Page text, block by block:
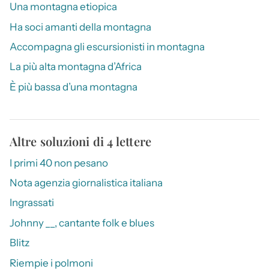
Una montagna etiopica
Ha soci amanti della montagna
Accompagna gli escursionisti in montagna
La più alta montagna d’Africa
È più bassa d’una montagna
Altre soluzioni di 4 lettere
I primi 40 non pesano
Nota agenzia giornalistica italiana
Ingrassati
Johnny __, cantante folk e blues
Blitz
Riempie i polmoni